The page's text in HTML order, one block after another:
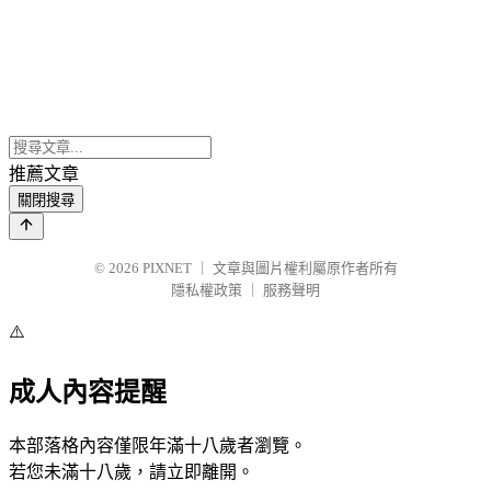
推薦文章
關閉搜尋
© 2026 PIXNET
文章與圖片權利屬原作者所有
隱私權政策
服務聲明
⚠️
成人內容提醒
本部落格內容僅限年滿十八歲者瀏覽。
若您未滿十八歲，請立即離開。